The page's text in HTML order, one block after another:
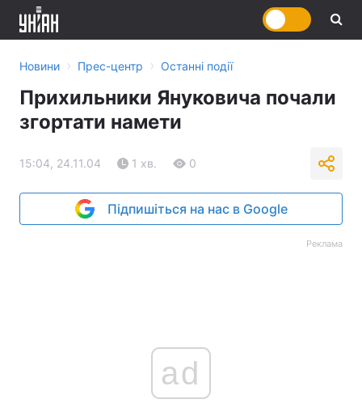
Новини › Прес-центр › Останні події
Прихильники Януковича почали
згортати намети
15:04, 24.11.04 1 хв. 0
Підпишіться на нас в Google
Реклама
ad